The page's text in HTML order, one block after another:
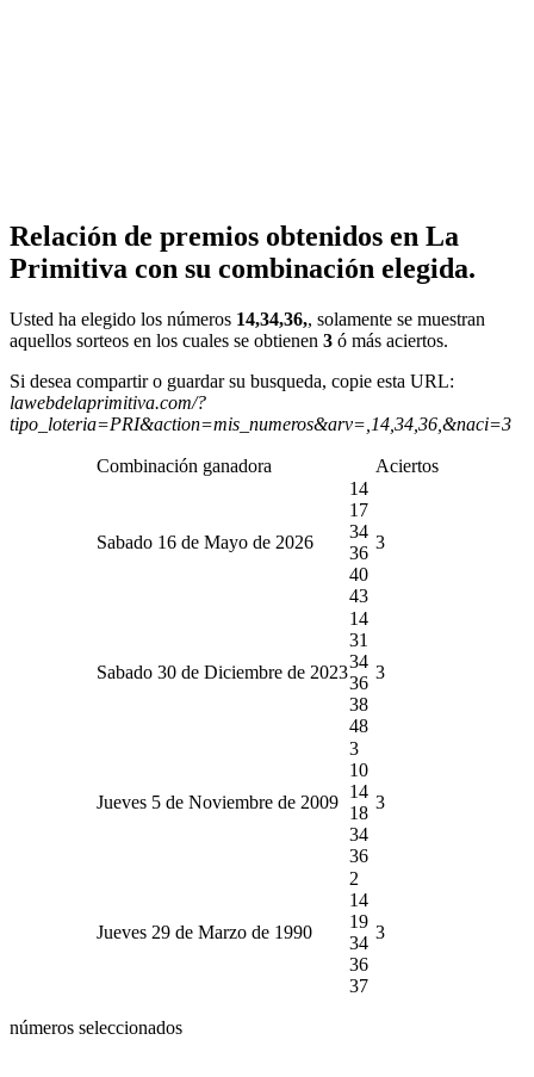
Relación de premios obtenidos en La
Primitiva con su combinación elegida.
Usted ha elegido los números 14,34,36,, solamente se muestran
aquellos sorteos en los cuales se obtienen 3 ó más aciertos.
Si desea compartir o guardar su busqueda, copie esta URL:
lawebdelaprimitiva.com/?
tipo_loteria=PRI&action=mis_numeros&arv=,14,34,36,&naci=3
Combinación ganadora Aciertos
Sabado 16 de Mayo de 2026
14
17
34
36
40
43
3
Sabado 30 de Diciembre de 2023
14
31
34
36
38
48
3
Jueves 5 de Noviembre de 2009
3
10
14
18
34
36
3
Jueves 29 de Marzo de 1990
2
14
19
34
36
37
3
números seleccionados